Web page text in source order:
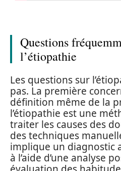
Questions
l’étiopathie
Les questions sur
pas. La première
définition même de la
l’étiopathie est une
traiter les causes des
des techniques
implique un diagnostic
à l’aide d’une analyse